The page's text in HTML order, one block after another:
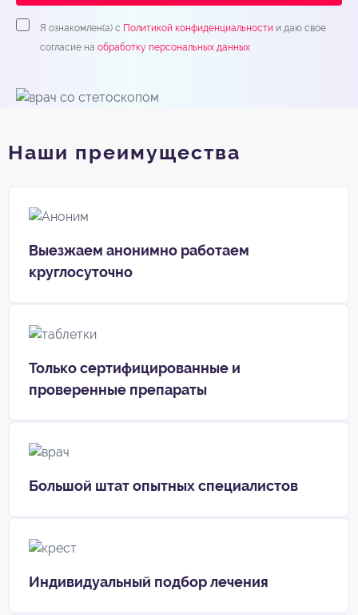
Я ознакомлен(а) с Политикой конфиденциальности и даю свое
согласие на обработку персональных данных
Наши преимущества
Выезжаем анонимно работаем
круглосуточно
Только сертифицированные и
проверенные препараты
Большой штат опытных специалистов
Индивидуальный подбор лечения